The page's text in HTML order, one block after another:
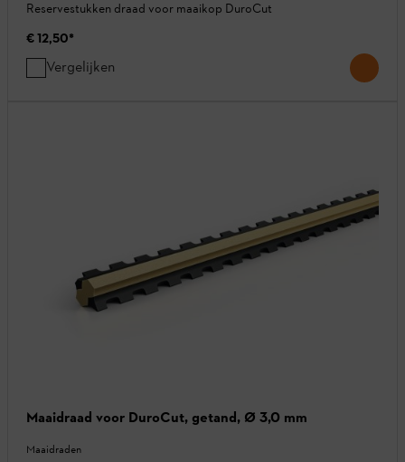
Reservestukken draad voor maaikop DuroCut
€ 12,50*
Vergelijken
Maaidraad voor DuroCut, getand, Ø 3,0 mm
Maaidraden